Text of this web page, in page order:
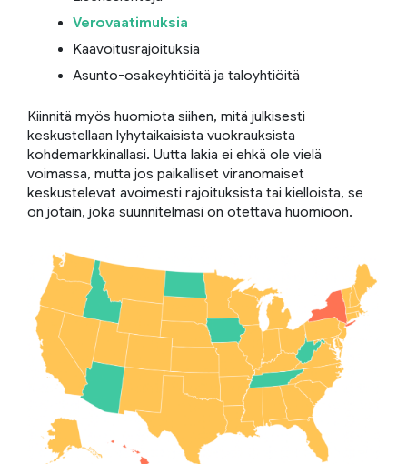
Verovaatimuksia
Kaavoitusrajoituksia
Asunto-osakeyhtiöitä ja taloyhtiöitä
Kiinnitä myös huomiota siihen, mitä julkisesti
keskustellaan lyhytaikaisista vuokrauksista
kohdemarkkinallasi. Uutta lakia ei ehkä ole vielä
voimassa, mutta jos paikalliset viranomaiset
keskustelevat avoimesti rajoituksista tai kielloista, se
on jotain, joka suunnitelmasi on otettava huomioon.